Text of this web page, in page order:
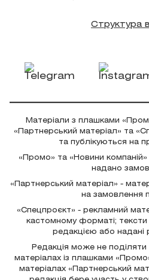
Структура
Матеріали з плашками
«Партнерський матеріал» та
та публікуються на
«Промо» та «Новини компаній»
надано
«Партнерський матеріал» -
на замовлення
«Спецпроєкт» - рекламний
кастомному форматі;
редакцією або надані
Редакція може не поділяти
матеріалах із плашками
матеріалах «Партнерський